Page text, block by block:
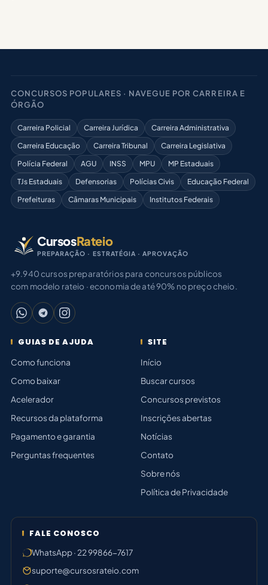
CONCURSOS POPULARES · NAVEGUE POR CARREIRA E
ÓRGÃO
Carreira Policial Carreira Jurídica
Carreira Administrativa
Carreira Educação
Carreira Tribunal
Carreira Legislativa
Polícia Federal
AGU INSS MPU
MP Estaduais
TJs Estaduais
Defensorias Polícias Civis
Educação Federal
Prefeituras
Câmaras Municipais Institutos Federais
CursosRateio
PREPARAÇÃO · ESTRATÉGIA · APROVAÇÃO
+9.940 cursos preparatórios para concursos públicos
com modelo rateio · economia de até 90% no preço cheio.
GUIAS DE AJUDA
Como funciona
Como baixar
Acelerador
Recursos da plataforma
Pagamento e garantia
Perguntas frequentes
SITE
Início
Buscar cursos
Concursos previstos
Inscrições abertas
Notícias
Contato
Sobre nós
Política de Privacidade
FALE CONOSCO
WhatsApp · 22 99866-7617
suporte@cursosrateio.com